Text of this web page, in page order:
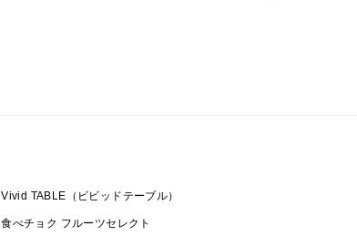
Vivid TABLE（ビビッドテーブル）
食べチョク フルーツセレクト